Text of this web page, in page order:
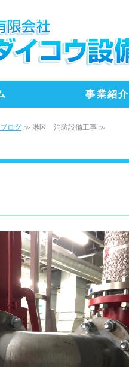
事業紹介
ログ ≫ 港区 消防設備工事 ≫